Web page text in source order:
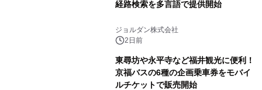
経路検索を多言語で提供開始
ジョルダン株式会社
2日前
東尋坊や永平寺など福井観光に便利！
京福バスの6種の企画乗車券をモバイ
ルチケットで販売開始